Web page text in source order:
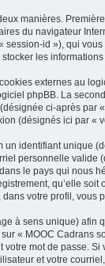
manières.
du navigateur
session-id »), qui
les
externes au
phpBB. La
ci-après par
(désignés ici par «
un identifiant unique
personnelle valide
le pays qui nous
qu’elle
votre profil, vous
à sens unique) afin
« MOOC Cadrans
mot de passe.
et votre